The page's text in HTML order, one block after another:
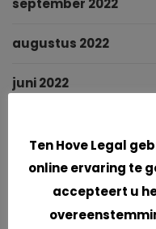
september 2022
augustus 2022
juni 2022
maart 2022
januari 2022
Ten Hove Legal
online ervaring te
accepteert u